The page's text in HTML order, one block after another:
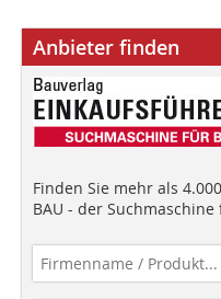
Anbieter finden
Finden Sie mehr als
BAU - der